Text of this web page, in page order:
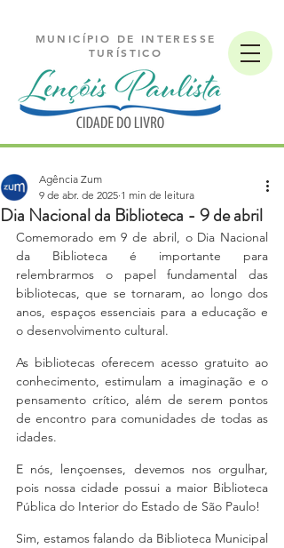
MUNICÍPIO DE INTERESSE
TURÍSTICO
Dia Nacional da Biblioteca - 9 de abril
Agência Zum
9 de abr. de 2025 1 min de leitura
Comemorado em 9 de abril, o Dia Nacional
da Biblioteca é importante para
relembrarmos o papel fundamental das
bibliotecas, que se tornaram, ao longo dos
anos, espaços essenciais para a educação e
o desenvolvimento cultural.
As bibliotecas oferecem acesso gratuito ao
conhecimento, estimulam a imaginação e o
pensamento crítico, além de serem pontos
de encontro para comunidades de todas as
idades.
E nós, lençoenses, devemos nos orgulhar,
pois nossa cidade possui a maior Biblioteca
Pública do Interior do Estado de São Paulo!
Sim, estamos falando da Biblioteca Municipal